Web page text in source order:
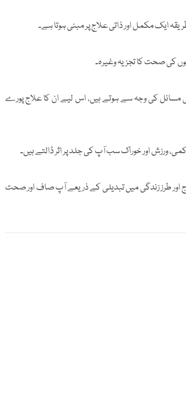
ایک مکمل اور ذاتی علاج پر مبنی ہوتا ہے۔
کی صحت کا تجزیہ وغیرہ۔
مسائل کی وجہ سے ہوتے ہیں، اس لیے ان کا علاج پورے
ورزش اور خوراک سب آپ کی جلد پر اثر ڈالتے ہیں۔
اور طرز زندگی میں تبدیلی کے ذریعے آپ صاف اور صحت